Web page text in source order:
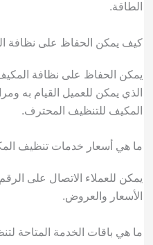
الطاقة.
كيف يمكن الحفاظ على نظافة
يمكن الحفاظ على نظافة
الذي يمكن للعميل القيام به
المكيف للتنظيف المحترف.
ما هي أسعار خدمات تنظيف
الأسعار والعروض.
ما هي باقات الخدمة المتاحة